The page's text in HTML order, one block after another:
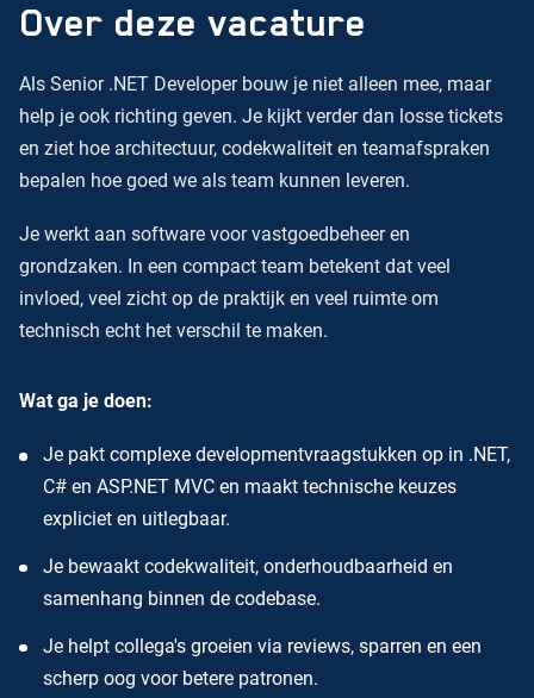
Over deze vacature
Als Senior .NET Developer bouw je niet alleen mee, maar
help je ook richting geven. Je kijkt verder dan losse tickets
en ziet hoe architectuur, codekwaliteit en teamafspraken
bepalen hoe goed we als team kunnen leveren.
Je werkt aan software voor vastgoedbeheer en
grondzaken. In een compact team betekent dat veel
invloed, veel zicht op de praktijk en veel ruimte om
technisch echt het verschil te maken.
Wat ga je doen:
Je pakt complexe developmentvraagstukken op in .NET,
C# en ASP.NET MVC en maakt technische keuzes
expliciet en uitlegbaar.
Je bewaakt codekwaliteit, onderhoudbaarheid en
samenhang binnen de codebase.
Je helpt collega's groeien via reviews, sparren en een
scherp oog voor betere patronen.